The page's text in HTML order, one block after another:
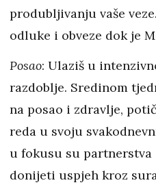
produbljivanju vaše
odluke i obveze dok je
Posao: Ulaziš u
razdoblje. Sredinom
na posao i zdravlje,
reda u svoju
u fokusu su
donijeti uspjeh kroz